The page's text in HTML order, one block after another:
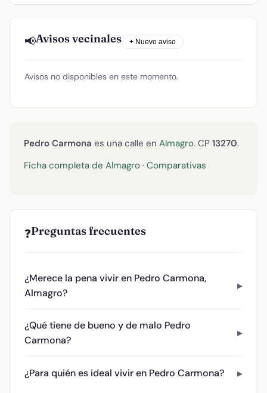
📢Avisos vecinales + Nuevo aviso
Avisos no disponibles en este momento.
Pedro Carmona es una calle en Almagro. CP 13270.
Ficha completa de Almagro · Comparativas
❓Preguntas frecuentes
¿Merece la pena vivir en Pedro Carmona,
Almagro?
¿Qué tiene de bueno y de malo Pedro
Carmona?
¿Para quién es ideal vivir en Pedro Carmona?